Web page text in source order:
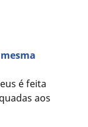
é feita
aos